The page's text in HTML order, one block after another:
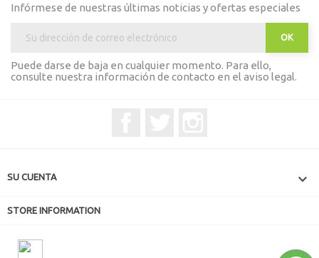
Infórmese de nuestras últimas noticias y ofertas especiales
Puede darse de baja en cualquier momento. Para ello,
consulte nuestra información de contacto en el aviso legal.
SU CUENTA 
STORE INFORMATION